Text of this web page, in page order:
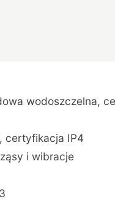
wodoszczelna,
certyfikacja IP4
i wibracje